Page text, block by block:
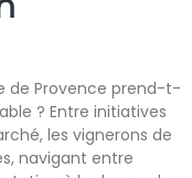
de Provence prend-t-
? Entre initiatives
les vignerons de
navigant entre